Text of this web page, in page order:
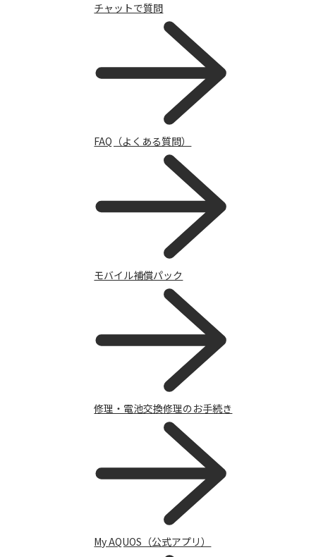
チャットで質問
FAQ（よくある質問）
モバイル補償パック
修理・電池交換修理のお手続き
My AQUOS（公式アプリ）